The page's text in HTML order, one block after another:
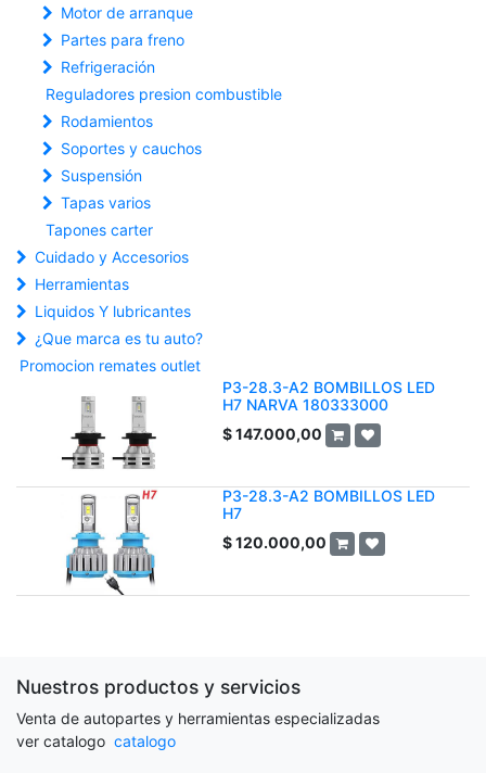
Motor de arranque
Partes para freno
Refrigeración
Reguladores presion combustible
Rodamientos
Soportes y cauchos
Suspensión
Tapas varios
Tapones carter
Cuidado y Accesorios
Herramientas
Liquidos Y lubricantes
¿Que marca es tu auto?
Promocion remates outlet
P3-28.3-A2 BOMBILLOS LED
H7 NARVA 180333000
$147.000,00
P3-28.3-A2 BOMBILLOS LED
H7
$120.000,00
Nuestros productos y servicios
Venta de autopartes y herramientas especializadas
ver catalogo catalogo